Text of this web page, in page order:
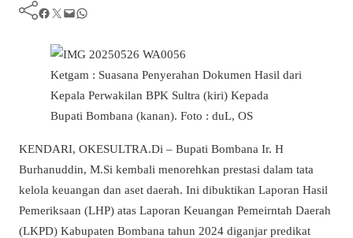
Facebook Twitter Mail WhatsApp
Ketgam : Suasana Penyerahan Dokumen Hasil dari
Kepala Perwakilan BPK Sultra (kiri) Kepada
Bupati Bombana (kanan). Foto : duL, OS
KENDARI, OKESULTRA.Di – Bupati Bombana Ir. H
Burhanuddin, M.Si kembali menorehkan prestasi dalam tata
kelola keuangan dan aset daerah. Ini dibuktikan Laporan Hasil
Pemeriksaan (LHP) atas Laporan Keuangan Pemeirntah Daerah
(LKPD) Kabupaten Bombana tahun 2024 diganjar predikat